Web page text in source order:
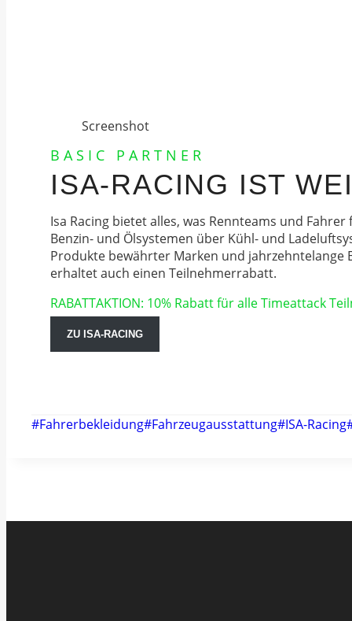
Screenshot
BASIC PARTNER
ISA-RACING IST
Isa Racing bietet alles, was Rennteams und
Benzin- und Ölsystemen über Kühl- und
Produkte bewährter Marken und
erhaltet auch einen Teilnehmerrabatt.
RABATTAKTION: 10% Rabatt für alle Timeattack
ZU ISA-RACING
Schlagworte:
#Fahrerbekleidung#Fahrzeugausstattung#ISA-Racing